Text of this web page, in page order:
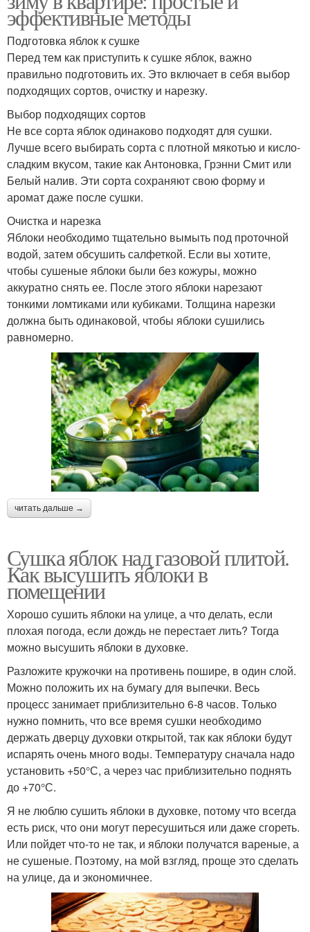
эффективные методы
Подготовка яблок к сушке
Перед тем как приступить к сушке яблок, важно
правильно подготовить их. Это включает в себя выбор
подходящих сортов, очистку и нарезку.
Выбор подходящих сортов
Не все сорта яблок одинаково подходят для сушки.
Лучше всего выбирать сорта с плотной мякотью и кисло-
сладким вкусом, такие как Антоновка, Грэнни Смит или
Белый налив. Эти сорта сохраняют свою форму и
аромат даже после сушки.
Очистка и нарезка
Яблоки необходимо тщательно вымыть под проточной
водой, затем обсушить салфеткой. Если вы хотите,
чтобы сушеные яблоки были без кожуры, можно
аккуратно снять ее. После этого яблоки нарезают
тонкими ломтиками или кубиками. Толщина нарезки
должна быть одинаковой, чтобы яблоки сушились
равномерно.
читать дальше →
Сушка яблок над газовой плитой.
Как высушить яблоки в
помещении
Хорошо сушить яблоки на улице, а что делать, если
плохая погода, если дождь не перестает лить? Тогда
можно высушить яблоки в духовке.
Разложите кружочки на противень пошире, в один слой.
Можно положить их на бумагу для выпечки. Весь
процесс занимает приблизительно 6-8 часов. Только
нужно помнить, что все время сушки необходимо
держать дверцу духовки открытой, так как яблоки будут
испарять очень много воды. Температуру сначала надо
установить +50°С, а через час приблизительно поднять
до +70°С.
Я не люблю сушить яблоки в духовке, потому что всегда
есть риск, что они могут пересушиться или даже сгореть.
Или пойдет что-то не так, и яблоки получатся вареные, а
не сушеные. Поэтому, на мой взгляд, проще это сделать
на улице, да и экономичнее.